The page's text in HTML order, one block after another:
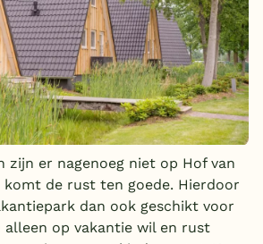
zijn er nagenoeg niet op Hof van
komt de rust ten goede. Hierdoor
dan ook geschikt voor
alleen op vakantie wil en rust